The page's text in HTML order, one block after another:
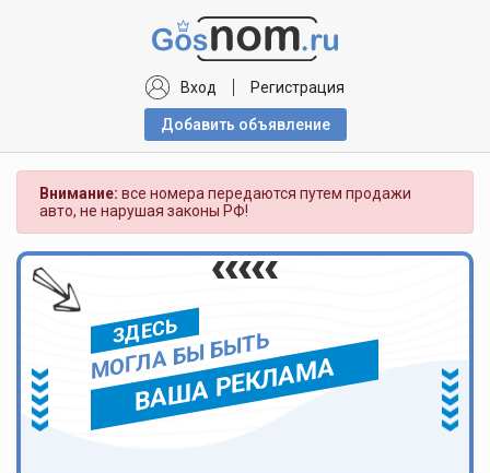
Вход Регистрация
Добавить объявлениe
Внимание: все номера передаются путем продажи
авто, не нарушая законы РФ!
ЗДЕСЬ
МОГЛА БЫ БЫТЬ
ВАША РЕКЛАМА